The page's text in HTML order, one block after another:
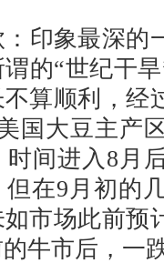
象最深的一
的“世纪干
算顺利，经
国大豆主产
时间进入8月
但在9月初的
市场此前预
牛市后，一